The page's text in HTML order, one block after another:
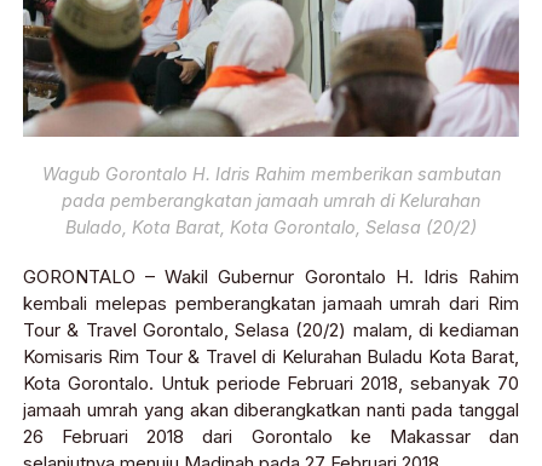
Wagub Gorontalo H. Idris Rahim memberikan sambutan
pada pemberangkatan jamaah umrah di Kelurahan
Bulado, Kota Barat, Kota Gorontalo, Selasa (20/2)
GORONTALO – Wakil Gubernur Gorontalo H. Idris Rahim
kembali melepas pemberangkatan jamaah umrah dari Rim
Tour & Travel Gorontalo, Selasa (20/2) malam, di kediaman
Komisaris Rim Tour & Travel di Kelurahan Buladu Kota Barat,
Kota Gorontalo. Untuk periode Februari 2018, sebanyak 70
jamaah umrah yang akan diberangkatkan nanti pada tanggal
26 Februari 2018 dari Gorontalo ke Makassar dan